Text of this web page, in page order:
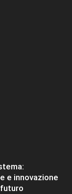
e innovazione